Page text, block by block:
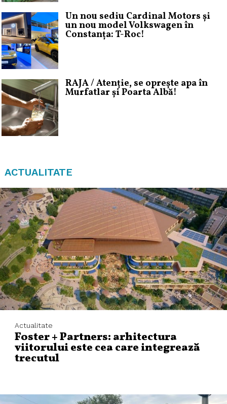
Un nou sediu Cardinal Motors și
un nou model Volkswagen în
Constanța: T-Roc!
RAJA / Atenție, se oprește apa în
Murfatlar și Poarta Albă!
ACTUALITATE
Actualitate
Foster + Partners: arhitectura
viitorului este cea care integrează
trecutul